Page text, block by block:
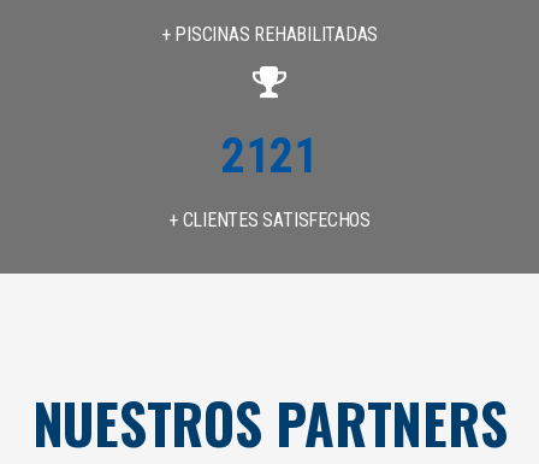
+ PISCINAS REHABILITADAS
2500
+ CLIENTES SATISFECHOS
NUESTROS PARTNERS